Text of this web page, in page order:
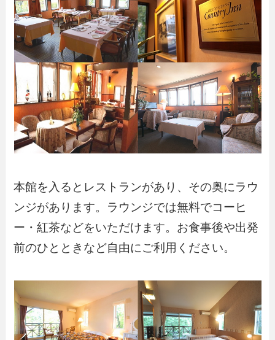
本館を入るとレストランがあり、その奥にラウ
ンジがあります。ラウンジでは無料でコーヒ
ー・紅茶などをいただけます。お食事後や出発
前のひとときなど自由にご利用ください。